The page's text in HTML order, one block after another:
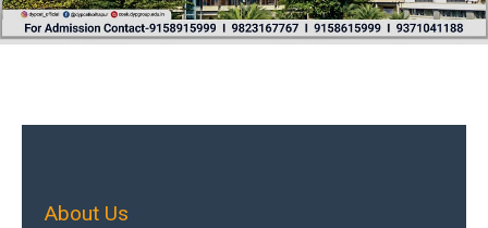
About Us